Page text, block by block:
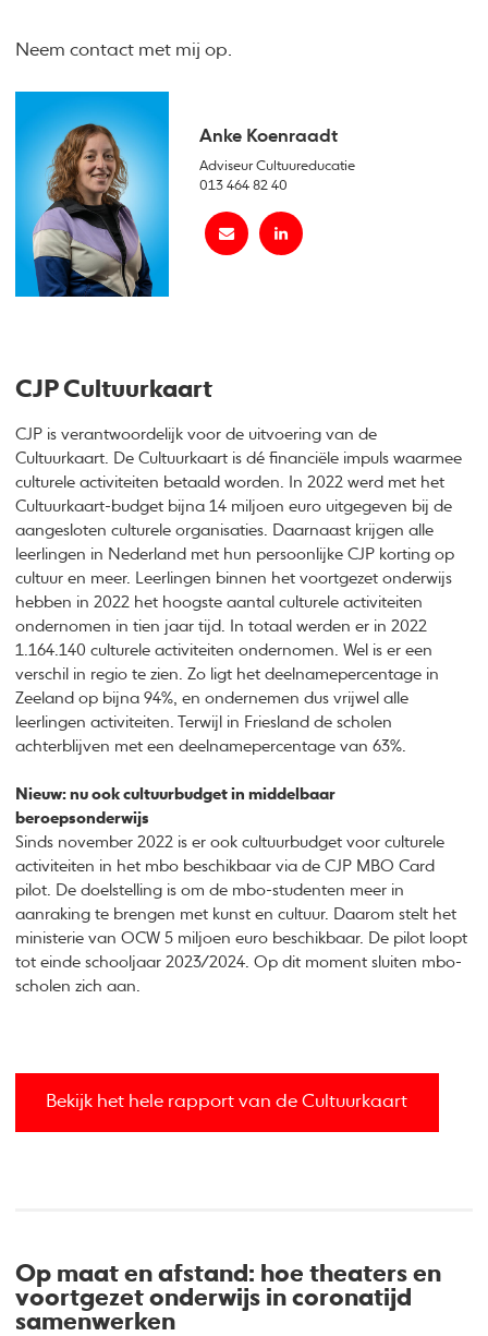
Neem contact met mij op.
Anke Koenraadt
Adviseur Cultuureducatie
013 464 82 40
CJP Cultuurkaart
CJP is verantwoordelijk voor de uitvoering van de
Cultuurkaart. De Cultuurkaart is dé financiële impuls waarmee
culturele activiteiten betaald worden. In 2022 werd met het
Cultuurkaart-budget bijna 14 miljoen euro uitgegeven bij de
aangesloten culturele organisaties. Daarnaast krijgen alle
leerlingen in Nederland met hun persoonlijke CJP korting op
cultuur en meer. Leerlingen binnen het voortgezet onderwijs
hebben in 2022 het hoogste aantal culturele activiteiten
ondernomen in tien jaar tijd. In totaal werden er in 2022
1.164.140 culturele activiteiten ondernomen. Wel is er een
verschil in regio te zien. Zo ligt het deelnamepercentage in
Zeeland op bijna 94%, en ondernemen dus vrijwel alle
leerlingen activiteiten. Terwijl in Friesland de scholen
achterblijven met een deelnamepercentage van 63%.
Nieuw: nu ook cultuurbudget in middelbaar
beroepsonderwijs
Sinds november 2022 is er ook cultuurbudget voor culturele
activiteiten in het mbo beschikbaar via de CJP MBO Card
pilot. De doelstelling is om de mbo-studenten meer in
aanraking te brengen met kunst en cultuur. Daarom stelt het
ministerie van OCW 5 miljoen euro beschikbaar. De pilot loopt
tot einde schooljaar 2023/2024. Op dit moment sluiten mbo-
scholen zich aan.
Bekijk het hele rapport van de Cultuurkaart
Op maat en afstand: hoe theaters en
voortgezet onderwijs in coronatijd
samenwerken